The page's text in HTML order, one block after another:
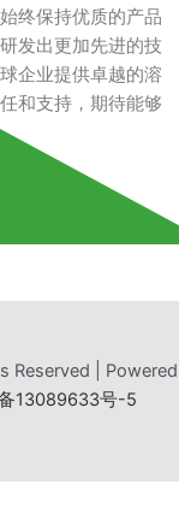
终保持优质的产品
发出更加先进的技
企业提供卓越的溶
和支持，期待能够
Reserved | Powered
13089633号-5